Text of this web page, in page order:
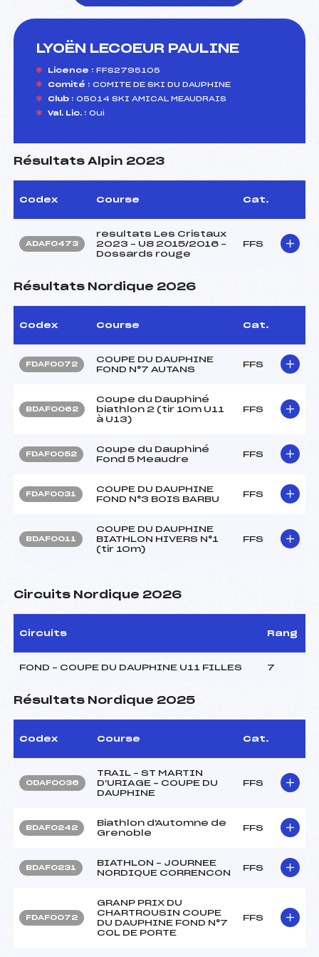
LYOËN LECOEUR PAULINE
Licence : FFS2795105
Comité : COMITE DE SKI DU DAUPHINE
Club : 05014 SKI AMICAL MEAUDRAIS
Val. Lic. : Oui
Résultats Alpin 2023
Codex Course Cat.
ADAF0473
resultats Les Cristaux
2023 – U8 2015/2016 –
Dossards rouge
FFS
Résultats Nordique 2026
Codex Course Cat.
FDAF0072
COUPE DU DAUPHINE
FOND N°7 AUTANS
FFS
BDAF0062
Coupe du Dauphiné
biathlon 2 (tir 10m U11
à U13)
FFS
FDAF0052
Coupe du Dauphiné
Fond 5 Meaudre
FFS
FDAF0031
COUPE DU DAUPHINE
FOND N°3 BOIS BARBU
FFS
BDAF0011
COUPE DU DAUPHINE
BIATHLON HIVERS N°1
(tir 10m)
FFS
Circuits Nordique 2026
Circuits Rang
FOND – COUPE DU DAUPHINE U11 FILLES 7
Résultats Nordique 2025
Codex Course Cat.
ODAF0036
TRAIL – ST MARTIN
D'URIAGE – COUPE DU
DAUPHINE
FFS
BDAF0242
Biathlon d'Automne de
Grenoble
FFS
BDAF0231
BIATHLON – JOURNEE
NORDIQUE CORRENCON
FFS
FDAF0072
GRANP PRIX DU
CHARTROUSIN COUPE
DU DAUPHINE FOND N°7
COL DE PORTE
FFS